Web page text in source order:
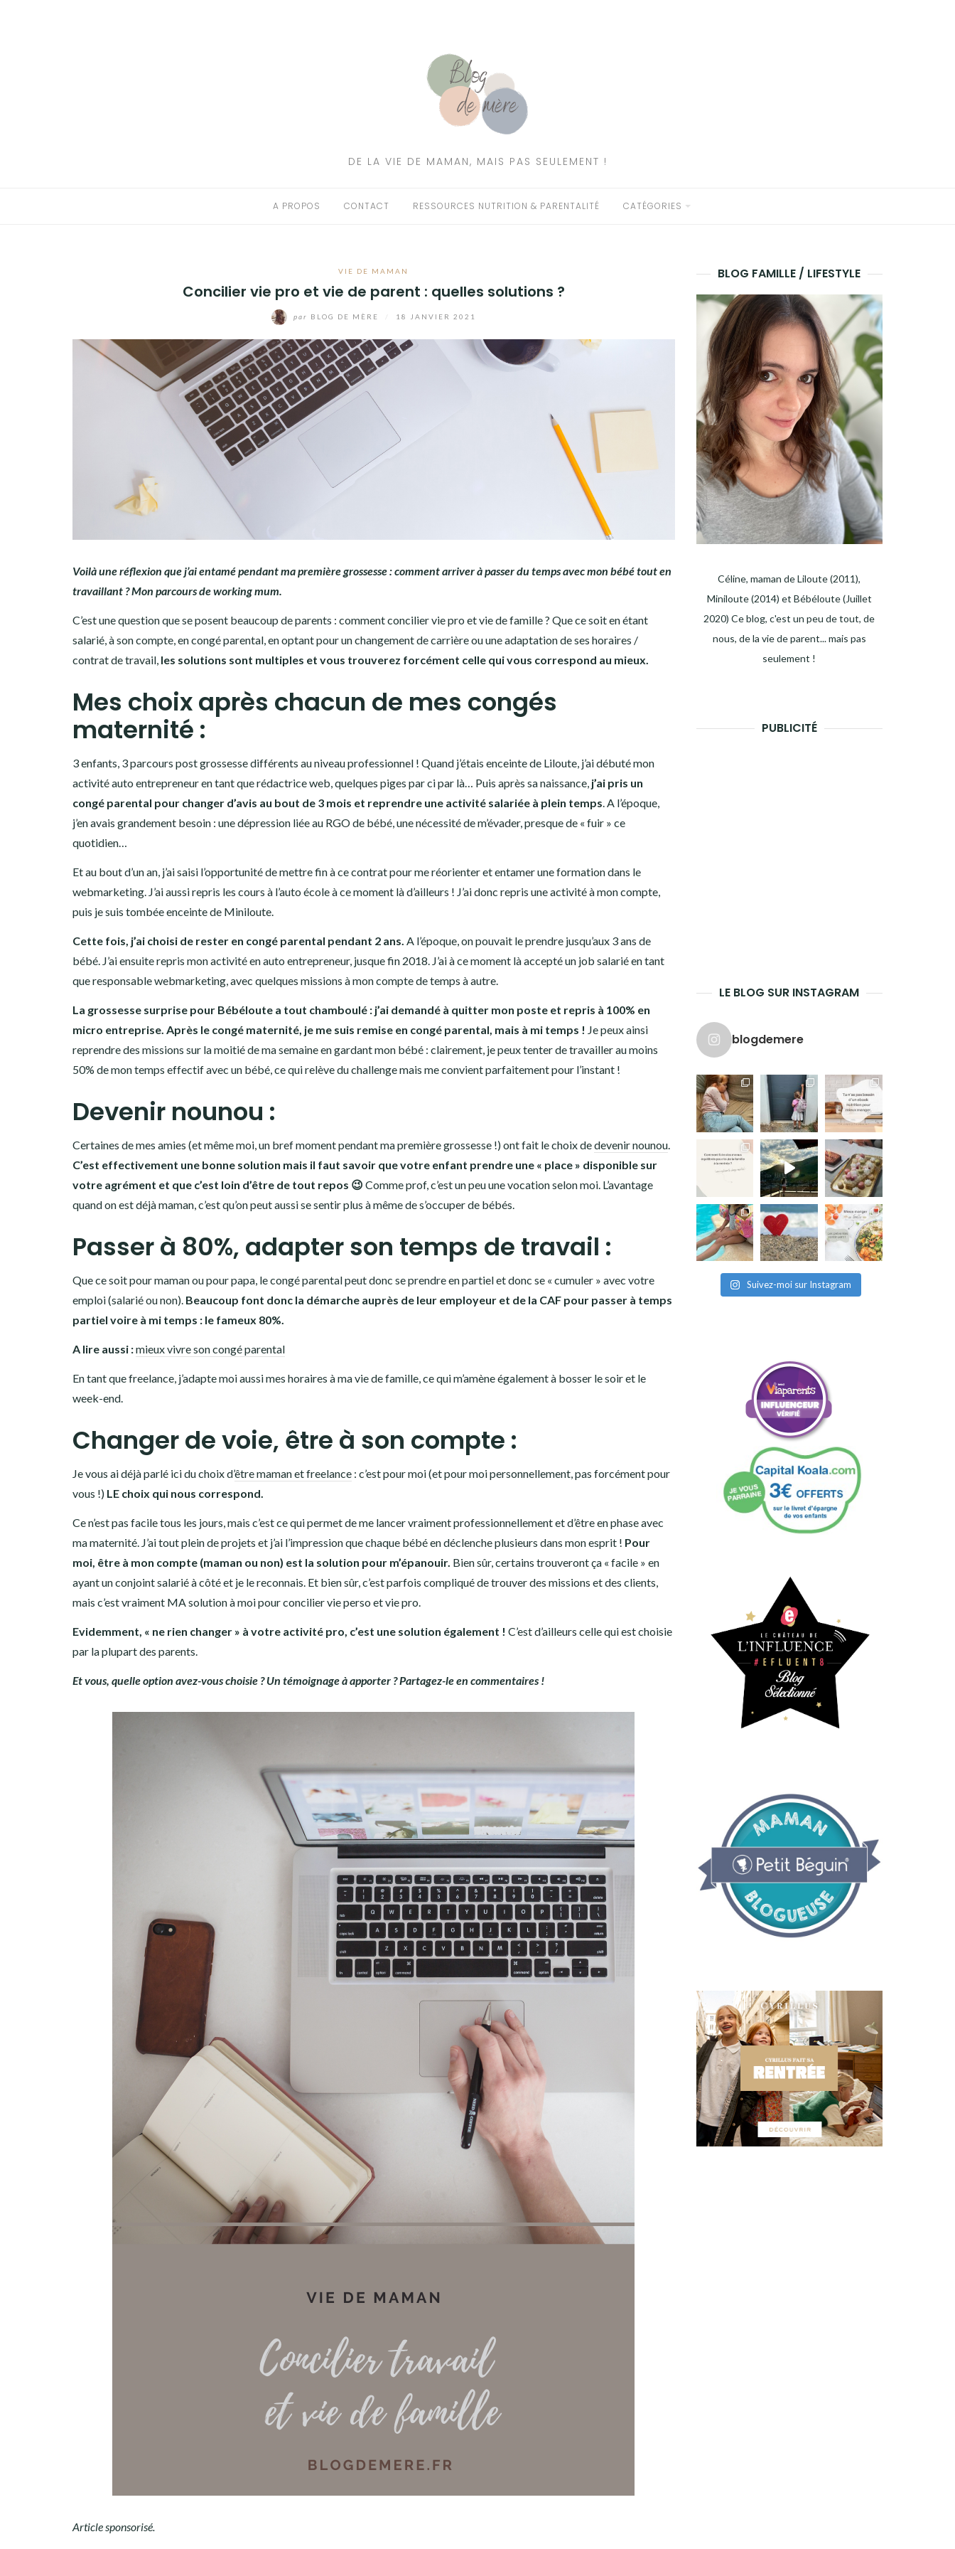
DE LA VIE DE MAMAN, MAIS PAS SEULEMENT !
A PROPOS CONTACT RESSOURCES NUTRITION & PARENTALITÉ CATÉGORIES
VIE DE MAMAN
Concilier vie pro et vie de parent : quelles solutions ?
par BLOG DE MÈRE 18 JANVIER 2021
Voilà une réflexion que j’ai entamé pendant ma première grossesse : comment arriver à passer du temps avec mon bébé tout en
travaillant ? Mon parcours de working mum.
C’est une question que se posent beaucoup de parents : comment concilier vie pro et vie de famille ? Que ce soit en étant
salarié, à son compte, en congé parental, en optant pour un changement de carrière ou une adaptation de ses horaires /
contrat de travail, les solutions sont multiples et vous trouverez forcément celle qui vous correspond au mieux.
Mes choix après chacun de mes congés
maternité :
3 enfants, 3 parcours post grossesse différents au niveau professionnel ! Quand j’étais enceinte de Liloute, j’ai débuté mon
activité auto entrepreneur en tant que rédactrice web, quelques piges par ci par là… Puis après sa naissance, j’ai pris un
congé parental pour changer d’avis au bout de 3 mois et reprendre une activité salariée à plein temps. A l’époque,
j’en avais grandement besoin : une dépression liée au RGO de bébé, une nécessité de m’évader, presque de « fuir » ce
quotidien…
Et au bout d’un an, j’ai saisi l’opportunité de mettre fin à ce contrat pour me réorienter et entamer une formation dans le
webmarketing. J’ai aussi repris les cours à l’auto école à ce moment là d’ailleurs ! J’ai donc repris une activité à mon compte,
puis je suis tombée enceinte de Miniloute.
Cette fois, j’ai choisi de rester en congé parental pendant 2 ans. A l’époque, on pouvait le prendre jusqu’aux 3 ans de
bébé. J’ai ensuite repris mon activité en auto entrepreneur, jusque fin 2018. J’ai à ce moment là accepté un job salarié en tant
que responsable webmarketing, avec quelques missions à mon compte de temps à autre.
La grossesse surprise pour Bébéloute a tout chamboulé : j’ai demandé à quitter mon poste et repris à 100% en
micro entreprise. Après le congé maternité, je me suis remise en congé parental, mais à mi temps ! Je peux ainsi
reprendre des missions sur la moitié de ma semaine en gardant mon bébé : clairement, je peux tenter de travailler au moins
50% de mon temps effectif avec un bébé, ce qui relève du challenge mais me convient parfaitement pour l’instant !
Devenir nounou :
Certaines de mes amies (et même moi, un bref moment pendant ma première grossesse !) ont fait le choix dedevenir nounou.
C’est effectivement une bonne solution mais il faut savoir que votre enfant prendre une « place » disponible sur
votre agrément et que c’est loin d’être de tout repos 😉 Comme prof, c’est un peu une vocation selon moi. L’avantage
quand on est déjà maman, c’est qu’on peut aussi se sentir plus à même de s’occuper de bébés.
Passer à 80%, adapter son temps de travail :
Que ce soit pour maman ou pour papa, le congé parental peut donc se prendre en partiel et donc se « cumuler » avec votre
emploi (salarié ou non). Beaucoup font donc la démarche auprès de leur employeur et de la CAF pour passer à temps
partiel voire à mi temps : le fameux 80%.
A lire aussi :mieux vivre son congé parental
En tant que freelance, j’adapte moi aussi mes horaires à ma vie de famille, ce qui m’amène également à bosser le soir et le
week-end.
Changer de voie, être à son compte :
Je vous ai déjà parlé ici du choix d’être maman et freelance : c’est pour moi (et pour moi personnellement, pas forcément pour
vous !) LE choix qui nous correspond.
Ce n’est pas facile tous les jours, mais c’est ce qui permet de me lancer vraiment professionnellement et d’être en phase avec
ma maternité. J’ai tout plein de projets et j’ai l’impression que chaque bébé en déclenche plusieurs dans mon esprit ! Pour
moi, être à mon compte (maman ou non) est la solution pour m’épanouir. Bien sûr, certains trouveront ça « facile » en
ayant un conjoint salarié à côté et je le reconnais. Et bien sûr, c’est parfois compliqué de trouver des missions et des clients,
mais c’est vraiment MA solution à moi pour concilier vie perso et vie pro.
Evidemment, « ne rien changer » à votre activité pro, c’est une solution également ! C’est d’ailleurs celle qui est choisie
par la plupart des parents.
Et vous, quelle option avez-vous choisie ? Un témoignage à apporter ? Partagez-le en commentaires !
Article sponsorisé.
BLOG FAMILLE / LIFESTYLE
Céline, maman de Liloute (2011),
Miniloute (2014) et Bébéloute (Juillet
2020) Ce blog, c'est un peu de tout, de
nous, de la vie de parent... mais pas
seulement !
PUBLICITÉ
LE BLOG SUR INSTAGRAM
blogdemere
Suivez-moi sur Instagram